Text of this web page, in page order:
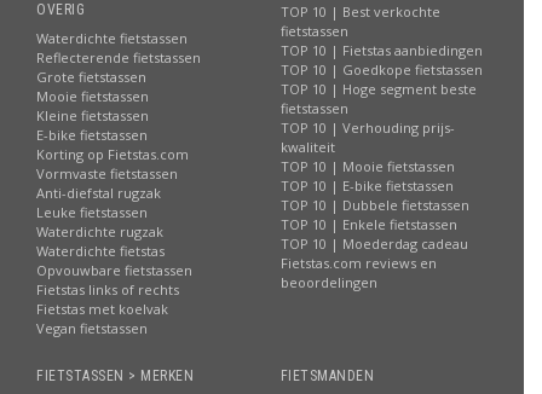
OVERIG
Waterdichte fietstassen
Reflecterende fietstassen
Grote fietstassen
Mooie fietstassen
Kleine fietstassen
E-bike fietstassen
Korting op Fietstas.com
Vormvaste fietstassen
Anti-diefstal rugzak
Leuke fietstassen
Waterdichte rugzak
Waterdichte fietstas
Opvouwbare fietstassen
Fietstas links of rechts
Fietstas met koelvak
Vegan fietstassen
TOP 10 | Best verkochte
fietstassen
TOP 10 | Fietstas aanbiedingen
TOP 10 | Goedkope fietstassen
TOP 10 | Hoge segment beste
fietstassen
TOP 10 | Verhouding prijs-
kwaliteit
TOP 10 | Mooie fietstassen
TOP 10 | E-bike fietstassen
TOP 10 | Dubbele fietstassen
TOP 10 | Enkele fietstassen
TOP 10 | Moederdag cadeau
Fietstas.com reviews en
beoordelingen
FIETSTASSEN > MERKEN FIETSMANDEN